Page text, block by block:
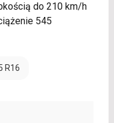
do 210 km/h
545
R16